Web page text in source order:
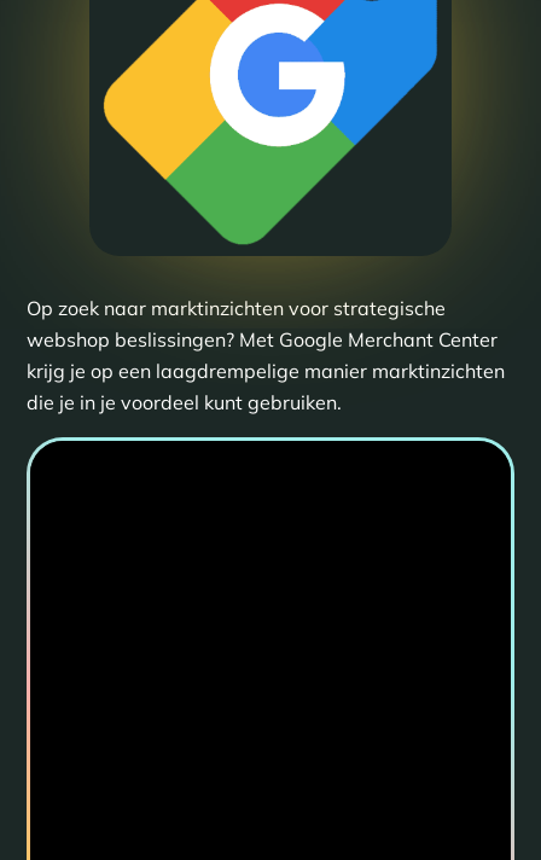
Op zoek naar marktinzichten voor strategische
webshop beslissingen? Met Google Merchant Center
krijg je op een laagdrempelige manier marktinzichten
die je in je voordeel kunt gebruiken.